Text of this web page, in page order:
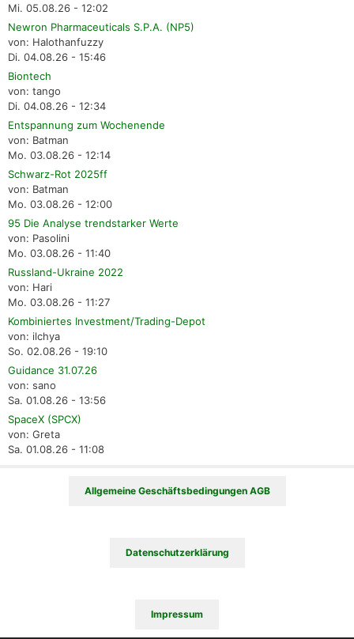
Mi. 05.08.26 - 12:02
Newron Pharmaceuticals S.P.A. (NP5)
von: Halothanfuzzy
Di. 04.08.26 - 15:46
Biontech
von: tango
Di. 04.08.26 - 12:34
Entspannung zum Wochenende
von: Batman
Mo. 03.08.26 - 12:14
Schwarz-Rot 2025ff
von: Batman
Mo. 03.08.26 - 12:00
95 Die Analyse trendstarker Werte
von: Pasolini
Mo. 03.08.26 - 11:40
Russland-Ukraine 2022
von: Hari
Mo. 03.08.26 - 11:27
Kombiniertes Investment/Trading-Depot
von: ilchya
So. 02.08.26 - 19:10
Guidance 31.07.26
von: sano
Sa. 01.08.26 - 13:56
SpaceX (SPCX)
von: Greta
Sa. 01.08.26 - 11:08
Allgemeine Geschäftsbedingungen AGB
Datenschutzerklärung
Impressum